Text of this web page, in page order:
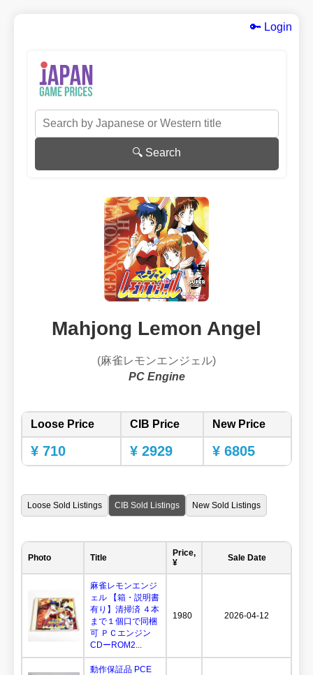
🔑 Login
🔍 Search
Mahjong Lemon Angel
(麻雀レモンエンジェル)
PC Engine
Loose Price CIB Price New Price
¥ 710 ¥ 2929 ¥ 6805
Loose Sold Listings CIB Sold Listings New Sold Listings
Photo Title
Price,
¥
Sale Date
麻雀レモンエンジ
ェル 【箱・説明書
有り】清掃済 ４本
まで１個口で同梱
可 ＰＣエンジン
CDーROM2...
1980 2026-04-12
動作保証品 PCE